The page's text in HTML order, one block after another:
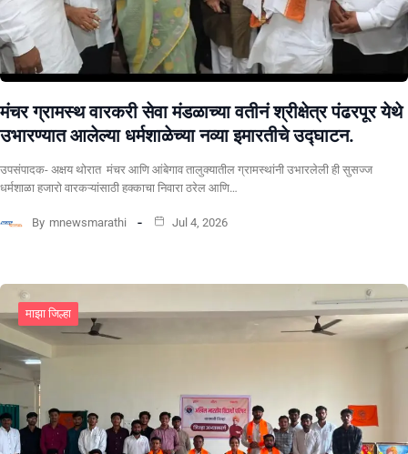
मंचर ग्रामस्थ वारकरी सेवा मंडळाच्या वतीनं श्रीक्षेत्र पंढरपूर येथे
उभारण्यात आलेल्या धर्मशाळेच्या नव्या इमारतीचे उद्घाटन.
उपसंपादक- अक्षय थोरात मंचर आणि आंबेगाव तालुक्यातील ग्रामस्थांनी उभारलेली ही सुसज्ज
धर्मशाळा हजारो वारकऱ्यांसाठी हक्काचा निवारा ठरेल आणि…
By mnewsmarathi Jul 4, 2026
माझा जिल्हा